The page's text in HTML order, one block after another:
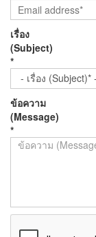
เรื่อง
(Subject)
*
ข้อความ
(Message)
*